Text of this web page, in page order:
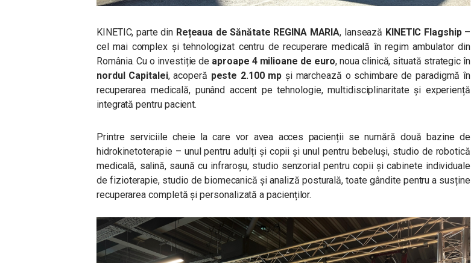
KINETIC, parte din Rețeaua de Sănătate REGINA MARIA, lansează KINETIC Flagship–
cel mai complex și tehnologizat centru de recuperare medicală în regim ambulator din
România. Cu o investiție de aproape 4 milioane de euro, noua clinică, situată strategic în
nordul Capitalei, acoperă peste 2.100 mp și marchează o schimbare de paradigmă în
recuperarea medicală, punând accent pe tehnologie, multidisciplinaritate și experiență
integrată pentru pacient.
Printre serviciile cheie la care vor avea acces pacienții se numără două bazine de
hidrokinetoterapie – unul pentru adulți și copii și unul pentru bebeluși, studio de robotică
medicală, salină, saună cu infraroșu, studio senzorial pentru copii și cabinete individuale
de fizioterapie, studio de biomecanică și analiză posturală, toate gândite pentru a susține
recuperarea completă și personalizată a pacienților.